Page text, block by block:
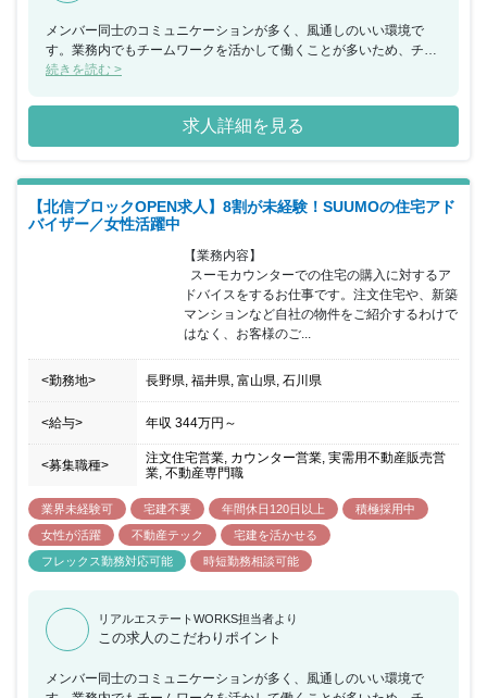
メンバー同士のコミュニケーションが多く、風通しのいい環境で
す。業務内でもチームワークを活かして働くことが多いため、チー
ムで何かを成し遂げたいと考えている方におススメの求人です。ま
制度など女性のライフイベントにも沿った制度が整っております。
続きを読む >
求人詳細を見る
【北信ブロックOPEN求人】8割が未経験！SUUMOの住宅アド
バイザー／女性活躍中
【業務内容】
ドバイスをするお仕事です。注文住宅や、新築
マンションなど自社の物件をご紹介するわけで
はなく、お客様のご...
<勤務地> 長野県, 福井県, 富山県, 石川県
<給与> 年収 344万円 ～
<募集職種>
注文住宅営業, カウンター営業, 実需用不動産販売営
業, 不動産専門職
業界未経験可 宅建不要 年間休日120日以上
積極採用中
女性が活躍
不動産テック
宅建を活かせる
フレックス勤務対応可能
時短勤務相談可能
リアルエステートWORKS担当者より
この求人のこだわりポイント
メンバー同士のコミュニケーションが多く、風通しのいい環境で